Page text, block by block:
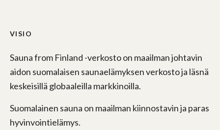
VISIO
Sauna from Finland -verkosto on maailman johtavin
aidon suomalaisen saunaelämyksen verkosto ja läsnä
keskeisillä globaaleilla markkinoilla.
Suomalainen sauna on maailman kiinnostavin ja paras
hyvinvointielämys.